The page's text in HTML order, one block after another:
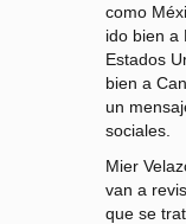
como
ido bien a
Estados
bien a
un
sociales.
Mier
van a
que se